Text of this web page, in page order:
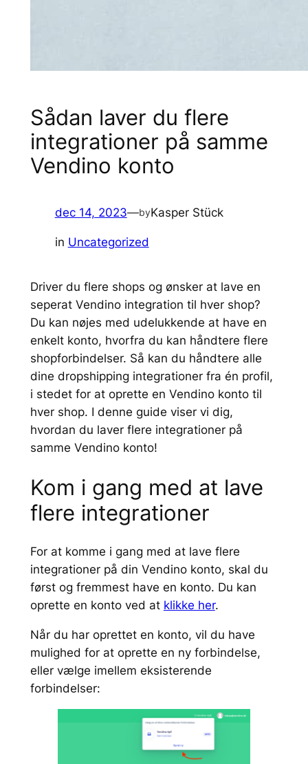
Sådan laver du flere
integrationer på samme
Vendino konto
dec 14, 2023—byKasper Stück
in Uncategorized
Driver du flere shops og ønsker at lave en
seperat Vendino integration til hver shop?
Du kan nøjes med udelukkende at have en
enkelt konto, hvorfra du kan håndtere flere
shopforbindelser. Så kan du håndtere alle
dine dropshipping integrationer fra én profil,
i stedet for at oprette en Vendino konto til
hver shop. I denne guide viser vi dig,
hvordan du laver flere integrationer på
samme Vendino konto!
Kom i gang med at lave
flere integrationer
For at komme i gang med at lave flere
integrationer på din Vendino konto, skal du
først og fremmest have en konto. Du kan
oprette en konto ved at klikke her.
Når du har oprettet en konto, vil du have
mulighed for at oprette en ny forbindelse,
eller vælge imellem eksisterende
forbindelser: